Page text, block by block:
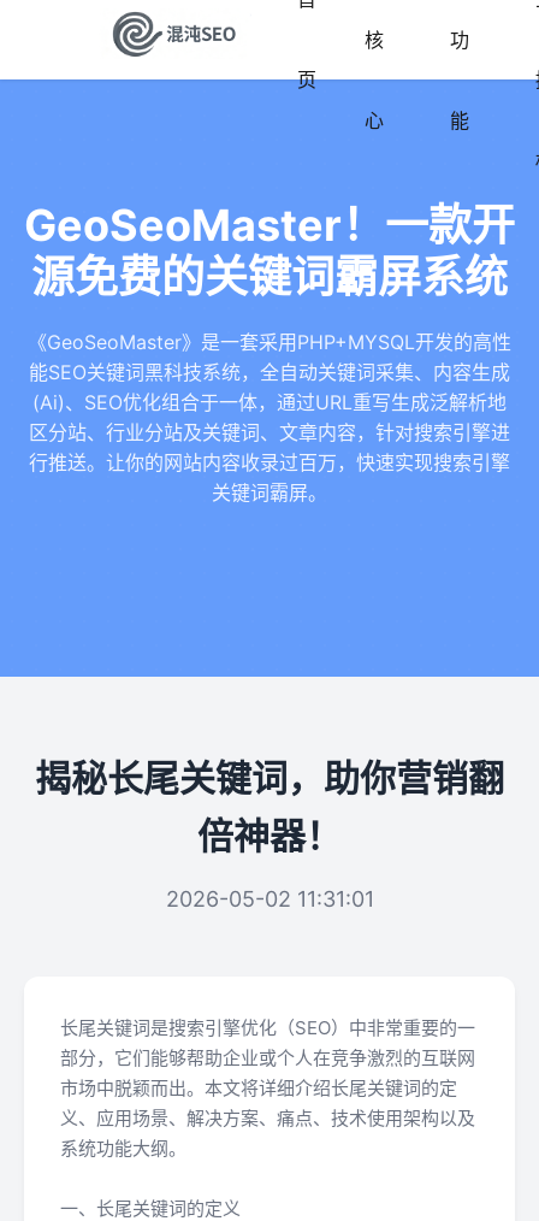
页
核
心
功
能
GeoSeoMaster！一款开
源免费的关键词霸屏系统
《GeoSeoMaster》是一套采用PHP+MYSQL开发的高性
能SEO关键词黑科技系统，全自动关键词采集、内容生成
(Ai)、SEO优化组合于一体，通过URL重写生成泛解析地
区分站、行业分站及关键词、文章内容，针对搜索引擎进
行推送。让你的网站内容收录过百万，快速实现搜索引擎
关键词霸屏。
揭秘长尾关键词，助你营销翻
倍神器！
2026-05-02 11:31:01
长尾关键词是搜索引擎优化（SEO）中非常重要的一
部分，它们能够帮助企业或个人在竞争激烈的互联网
市场中脱颖而出。本文将详细介绍长尾关键词的定
义、应用场景、解决方案、痛点、技术使用架构以及
系统功能大纲。
一、长尾关键词的定义